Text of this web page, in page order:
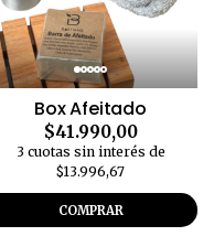
Box Afeitado
$41.990,00
3 cuotas sin interés de
$13.996,67
COMPRAR